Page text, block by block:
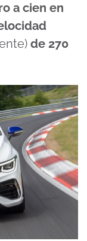
a cien en
de 270